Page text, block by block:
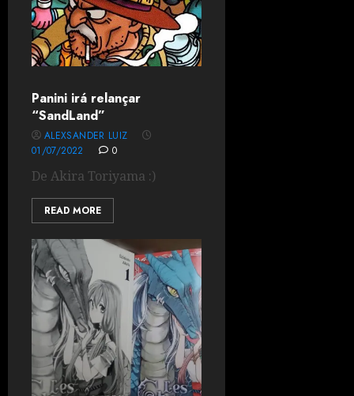
Panini irá relançar
“SandLand”
ALEXSANDER LUIZ
01/07/2022
0
De Akira Toriyama :)
READ MORE